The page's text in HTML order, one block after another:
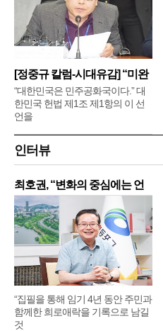
[정중규 칼럼-시대유감] “미완
“대한민국은 민주공화국이다.” 대
한민국 헌법 제1조 제1항의 이 선
언을
인터뷰
최호권, “변화의 중심에는 언
제
“집필을 통해 임기 4년 동안 주민과
함께한 희로애락을 기록으로 남길
것